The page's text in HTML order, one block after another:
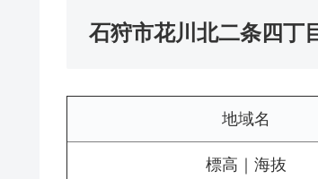
石狩市花川北二条四丁
地域名
標高｜海抜